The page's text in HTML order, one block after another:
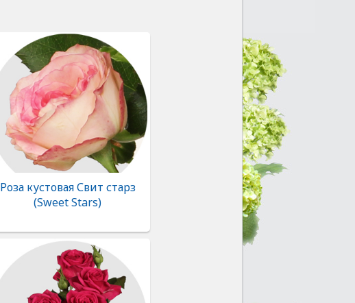
Роза кустовая Свит старз
(Sweet Stars)